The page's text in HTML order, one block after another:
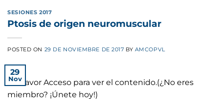
SESIONES 2017
Ptosis de origen neuromuscular
POSTED ON 29 DE NOVIEMBRE DE 2017 BY AMCOPVL
29
Nov
Por favor Acceso para ver el contenido.(¿No eres
miembro? ¡Únete hoy!)